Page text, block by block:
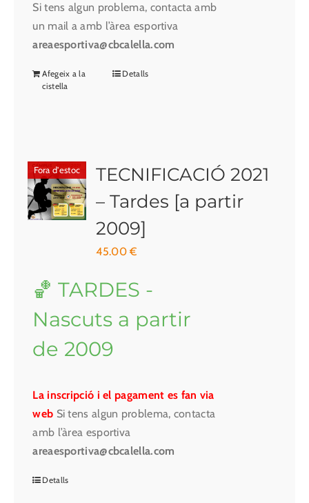
Si tens algun problema, contacta amb
un mail a amb l’àrea esportiva
areaesportiva@cbcalella.com
Afegeix a la
cistella
Detalls
Fora d'estoc
TECNIFICACIÓ 2021
– Tardes [a partir
2009]
45.00€
🏀 TARDES -
Nascuts a partir
de 2009
La inscripció i el pagament es fan via
web Si tens algun problema, contacta
amb l’àrea esportiva
areaesportiva@cbcalella.com
Detalls